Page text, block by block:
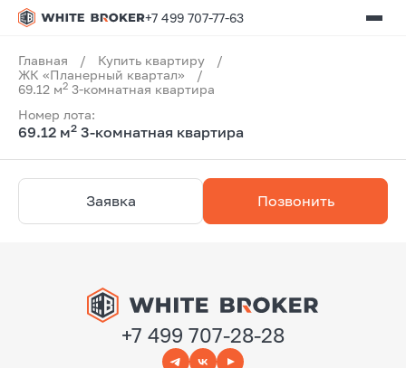
+7 499 707-77-63
Главная / Купить квартиру
/
ЖК «Планерный квартал»
/
69.12 м2 3-комнатная квартира
Номер лота:
69.12 м2 3-комнатная квартира
Заявка Позвонить
+7 499 707-28-28